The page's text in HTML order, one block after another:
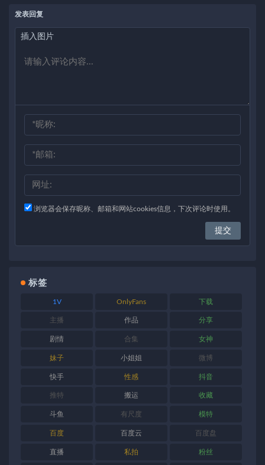
发表回复
插入图片
浏览器会保存昵称、邮箱和网站cookies信息，下次评论时使用。
标签
1V OnlyFans 下载
主播 作品 分享
剧情 合集 女神
妹子 小姐姐 微博
快手 性感 抖音
推特 搬运 收藏
斗鱼 有尺度 模特
百度 百度云 百度盘
直播 私拍 粉丝